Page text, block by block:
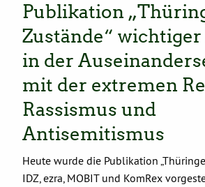
Publikation
Zustände“
in der
mit der extremen
Rassismus und
Antisemitismus
Heute wurde die Publikation
IDZ, ezra, MOBIT und KomRex